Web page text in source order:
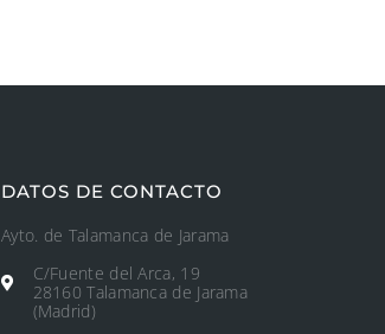
DATOS DE CONTACTO
Ayto. de Talamanca de Jarama
C/Fuente del Arca, 19
28160 Talamanca de Jarama
(Madrid)